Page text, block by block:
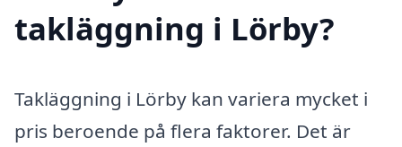
takläggning i Lörby?
Takläggning i Lörby kan variera mycket i
pris beroende på flera faktorer. Det är